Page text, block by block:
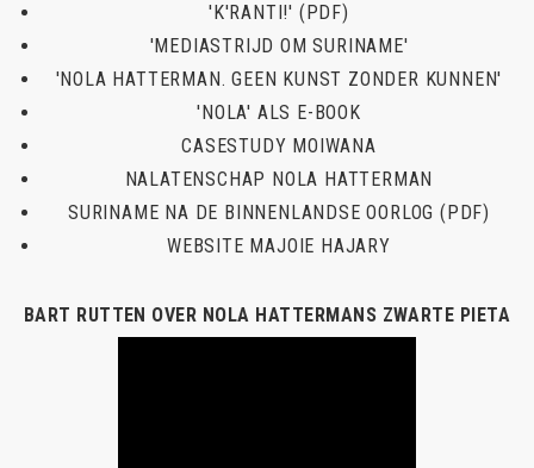
'K'RANTI!' (PDF)
'MEDIASTRIJD OM SURINAME'
'NOLA HATTERMAN. GEEN KUNST ZONDER KUNNEN'
'NOLA' ALS E-BOOK
CASESTUDY MOIWANA
NALATENSCHAP NOLA HATTERMAN
SURINAME NA DE BINNENLANDSE OORLOG (PDF)
WEBSITE MAJOIE HAJARY
BART RUTTEN OVER NOLA HATTERMANS ZWARTE PIETA